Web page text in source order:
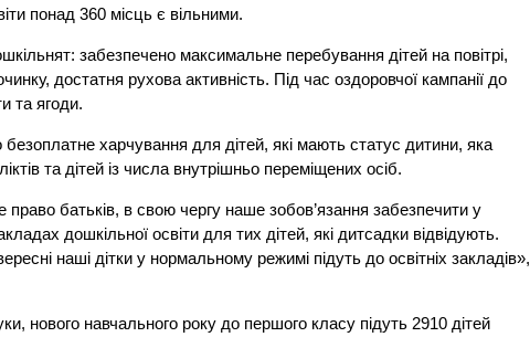
понад 360 місць є вільними.
забезпечено максимальне перебування дітей на повітрі,
достатня рухова активність. Під час оздоровчої кампанії до
та ягоди.
безоплатне харчування для дітей, які мають статус дитини, яка
та дітей із числа внутрішньо переміщених осіб.
право батьків, в свою чергу наше зобов’язання забезпечити у
дошкільної освіти для тих дітей, які дитсадки відвідують.
наші дітки у нормальному режимі підуть до освітніх закладів»,
нового навчального року до першого класу підуть 2910 дітей